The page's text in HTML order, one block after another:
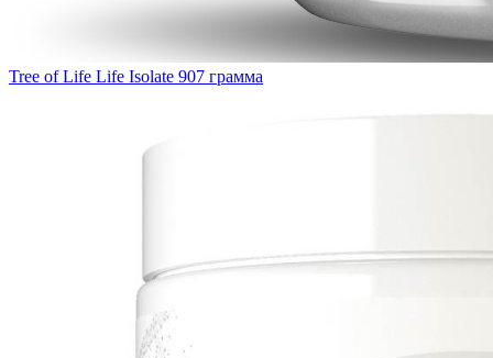
Tree of Life Life Isolate 907 грамма